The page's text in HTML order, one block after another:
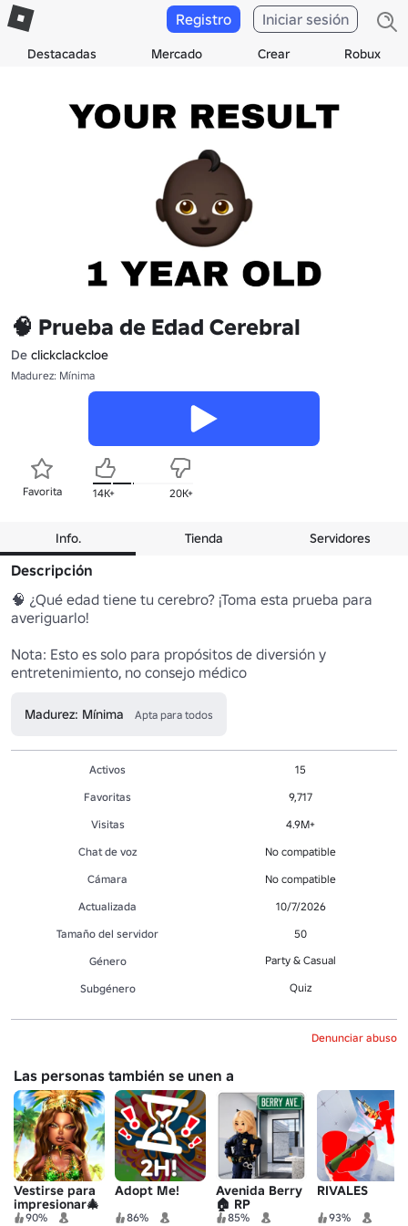
Destacadas Mercado Crear Robux
Registro Iniciar sesión
🧠 Prueba de Edad Cerebral
De clickclackcloe
Madurez: Mínima
Favorita 14K+ 20K+
Info. Tienda Servidores
Descripción
🧠 ¿Qué edad tiene tu cerebro? ¡Toma esta prueba para
averiguarlo!
Nota: Esto es solo para propósitos de diversión y
entretenimiento, no consejo médico
Madurez: Mínima Apta para todos
Activos
15
Favoritas
9,717
Visitas
4.9M+
Chat de voz
No compatible
Cámara
No compatible
Actualizada
10/7/2026
Tamaño del servidor
50
Género
Party & Casual
Subgénero Quiz
Denunciar abuso
Las personas también se unen a
Vestirse para
impresionar🎄
90%
Adopt Me!
86%
Avenida Berry
🏠 RP
85%
RIVALES
93%